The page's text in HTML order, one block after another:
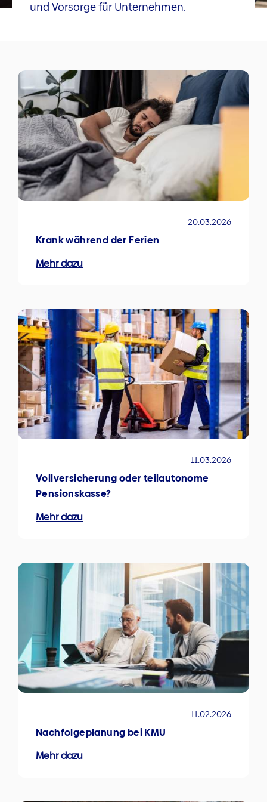
und Vorsorge für Unternehmen.
20.03.2026
Krank während der Ferien
Mehr dazu
11.03.2026
Vollversicherung oder teilautonome
Pensionskasse?
Mehr dazu
11.02.2026
Nachfolgeplanung bei KMU
Mehr dazu